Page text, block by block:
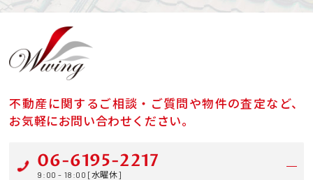
不動産に関するご相談・ご質問や物件の査定など、
お気軽にお問い合わせください。
06-6195-2217
9:00 - 18:00 [水曜休]